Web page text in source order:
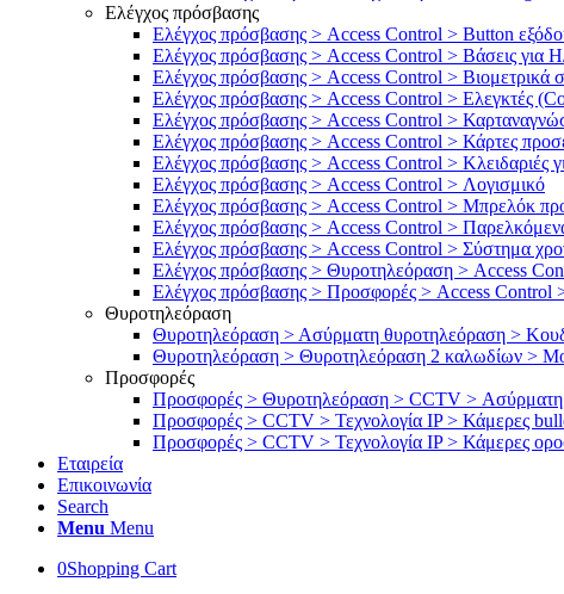
Ελέγχος πρόσβασης
Ελέγχος πρόσβασης > Access Control > Button
Ελέγχος πρόσβασης > Access Control > Βάσεις για
Ελέγχος πρόσβασης > Access Control > Βιομετρικά
Ελέγχος πρόσβασης > Access Control > Ελεγκτές
Ελέγχος πρόσβασης > Access Control >
Ελέγχος πρόσβασης > Access Control > Κάρτες
Ελέγχος πρόσβασης > Access Control > Κλειδαριές
Ελέγχος πρόσβασης > Access Control > Λογισμικό
Ελέγχος πρόσβασης > Access Control > Μπρελόκ
Ελέγχος πρόσβασης > Access Control >
Ελέγχος πρόσβασης > Access Control > Σύστημα
Ελέγχος πρόσβασης > Θυροτηλεόραση > Access
Ελέγχος πρόσβασης > Προσφορές > Access Control
Θυροτηλεόραση
Θυροτηλεόραση > Ασύρματη θυροτηλεόραση >
Θυροτηλεόραση > Θυροτηλεόραση 2 καλωδίων >
Προσφορές
Προσφορές > Θυροτηλεόραση > CCTV > Ασύρματη
Προσφορές > CCTV > Τεχνολογία IP > Κάμερες
Προσφορές > CCTV > Τεχνολογία IP > Κάμερες
Εταιρεία
Επικοινωνία
Search
Menu Menu
0Shopping Cart